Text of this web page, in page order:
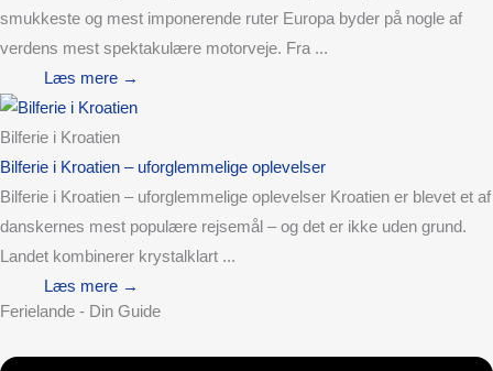
smukkeste og mest imponerende ruter Europa byder på nogle af
verdens mest spektakulære motorveje. Fra ...
Læs mere →
Bilferie i Kroatien
Bilferie i Kroatien – uforglemmelige oplevelser
Bilferie i Kroatien – uforglemmelige oplevelser Kroatien er blevet et af
danskernes mest populære rejsemål – og det er ikke uden grund.
Landet kombinerer krystalklart ...
Læs mere →
Ferielande - Din Guide